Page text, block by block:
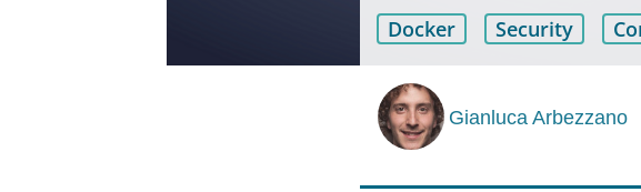
Docker Security
Gianluca Arbezzano